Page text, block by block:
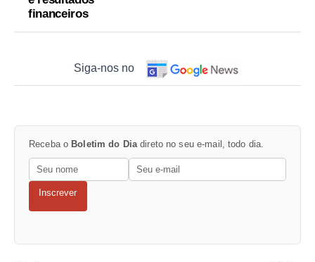
financeiros
Siga-nos no
Receba o Boletim do Dia direto no seu e-mail, todo dia.
Inscrever